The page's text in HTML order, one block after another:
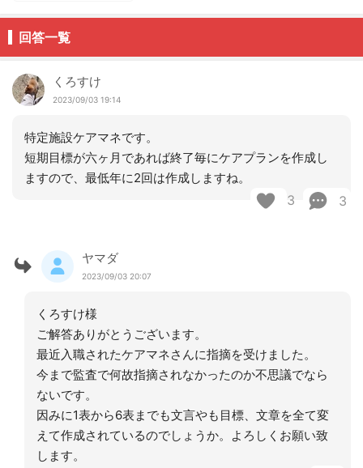
回答一覧
くろすけ
2023/09/03 19:14
特定施設ケアマネです。
短期目標が六ヶ月であれば終了毎にケアプランを作成し
ますので、最低年に2回は作成しますね。
3 3
ヤマダ
2023/09/03 20:07
くろすけ様
ご解答ありがとうございます。
最近入職されたケアマネさんに指摘を受けました。
今まで監査で何故指摘されなかったのか不思議でなら
ないです。
因みに1表から6表までも文言やも目標、文章を全て変
えて作成されているのでしょうか。よろしくお願い致
します。